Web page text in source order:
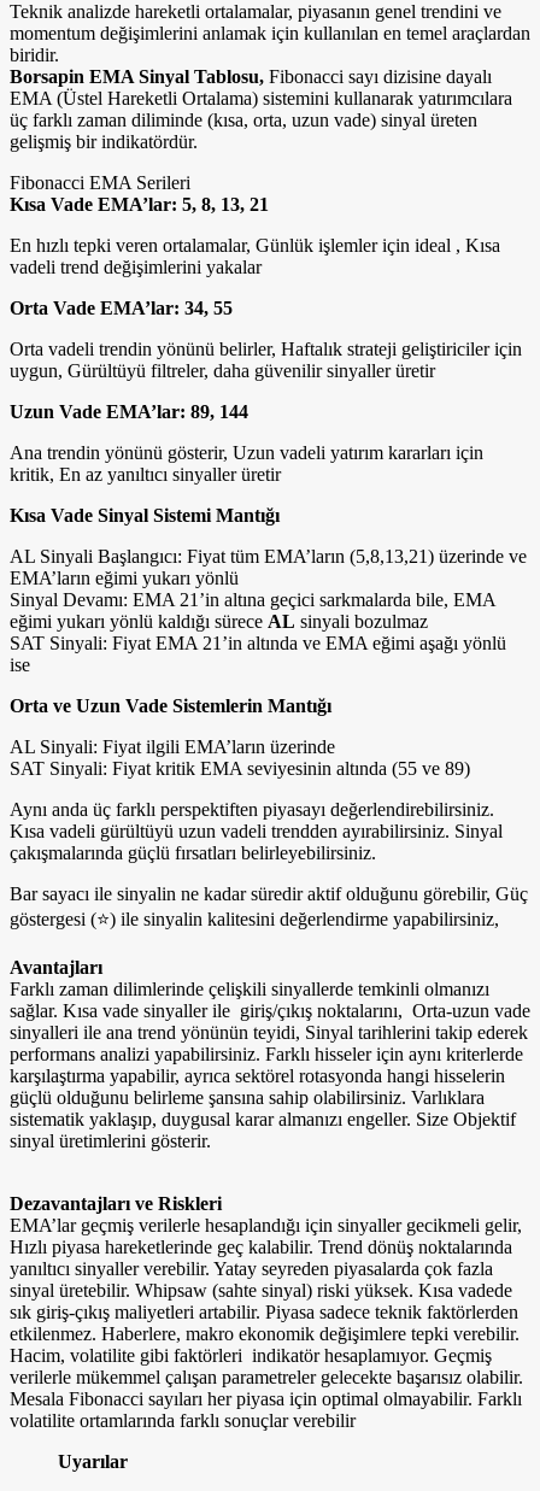
Teknik analizde hareketli ortalamalar, piyasanın genel trendini ve
momentum değişimlerini anlamak için kullanılan en temel araçlardan
biridir.
Borsapin EMA Sinyal Tablosu, Fibonacci sayı dizisine dayalı
EMA (Üstel Hareketli Ortalama) sistemini kullanarak yatırımcılara
üç farklı zaman diliminde (kısa, orta, uzun vade) sinyal üreten
gelişmiş bir indikatördür.
Fibonacci EMA Serileri
Kısa Vade EMA’lar: 5, 8, 13, 21
En hızlı tepki veren ortalamalar, Günlük işlemler için ideal , Kısa
vadeli trend değişimlerini yakalar
Orta Vade EMA’lar: 34, 55
Orta vadeli trendin yönünü belirler, Haftalık strateji geliştiriciler için
uygun, Gürültüyü filtreler, daha güvenilir sinyaller üretir
Uzun Vade EMA’lar: 89, 144
Ana trendin yönünü gösterir, Uzun vadeli yatırım kararları için
kritik, En az yanıltıcı sinyaller üretir
Kısa Vade Sinyal Sistemi Mantığı
AL Sinyali Başlangıcı: Fiyat tüm EMA’ların (5,8,13,21) üzerinde ve
EMA’ların eğimi yukarı yönlü
Sinyal Devamı: EMA 21’in altına geçici sarkmalarda bile, EMA
eğimi yukarı yönlü kaldığı sürece AL sinyali bozulmaz
SAT Sinyali: Fiyat EMA 21’in altında ve EMA eğimi aşağı yönlü
ise
Orta ve Uzun Vade Sistemlerin Mantığı
AL Sinyali: Fiyat ilgili EMA’ların üzerinde
SAT Sinyali: Fiyat kritik EMA seviyesinin altında (55 ve 89)
Aynı anda üç farklı perspektiften piyasayı değerlendirebilirsiniz.
Kısa vadeli gürültüyü uzun vadeli trendden ayırabilirsiniz. Sinyal
çakışmalarında güçlü fırsatları belirleyebilirsiniz.
Bar sayacı ile sinyalin ne kadar süredir aktif olduğunu görebilir, Güç
göstergesi (⭐) ile sinyalin kalitesini değerlendirme yapabilirsiniz,
Avantajları
Farklı zaman dilimlerinde çelişkili sinyallerde temkinli olmanızı
sağlar. Kısa vade sinyaller ile giriş/çıkış noktalarını, Orta-uzun vade
sinyalleri ile ana trend yönünün teyidi, Sinyal tarihlerini takip ederek
performans analizi yapabilirsiniz. Farklı hisseler için aynı kriterlerde
karşılaştırma yapabilir, ayrıca sektörel rotasyonda hangi hisselerin
güçlü olduğunu belirleme şansına sahip olabilirsiniz. Varlıklara
sistematik yaklaşıp, duygusal karar almanızı engeller. Size Objektif
sinyal üretimlerini gösterir.
Dezavantajları ve Riskleri
EMA’lar geçmiş verilerle hesaplandığı için sinyaller gecikmeli gelir,
Hızlı piyasa hareketlerinde geç kalabilir. Trend dönüş noktalarında
yanıltıcı sinyaller verebilir. Yatay seyreden piyasalarda çok fazla
sinyal üretebilir. Whipsaw (sahte sinyal) riski yüksek. Kısa vadede
sık giriş-çıkış maliyetleri artabilir. Piyasa sadece teknik faktörlerden
etkilenmez. Haberlere, makro ekonomik değişimlere tepki verebilir.
Hacim, volatilite gibi faktörleri indikatör hesaplamıyor. Geçmiş
verilerle mükemmel çalışan parametreler gelecekte başarısız olabilir.
Mesala Fibonacci sayıları her piyasa için optimal olmayabilir. Farklı
volatilite ortamlarında farklı sonuçlar verebilir
Uyarılar